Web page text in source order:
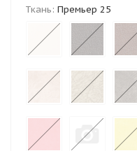
Ткань: Премьер 25